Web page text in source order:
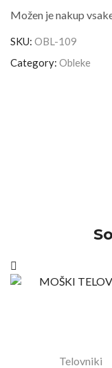
Možen je nakup
SKU: OBL-109
Category: Obleke
Telovniki